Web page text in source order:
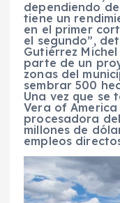
dependiendo
tiene un
en el primer
el segundo”,
Gutiérrez
parte de un
zonas del
sembrar 500
Una vez que se
Vera of
procesadora
millones de
empleos